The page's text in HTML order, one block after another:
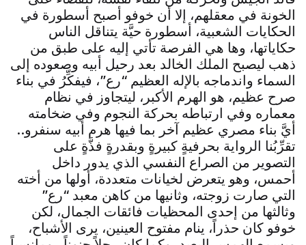
الخونة في معقلهم، إلا أن خوفو أصبح أسطورة في
الحكايات الشعبية، أسطورة حيَّة يتناقل الناس
حكاياتها، وها هي الفرصة تأتي إليه على طبق من
ذهب ليصبح الملك الخالد بعد رحيل أبيه وصعوده إلى
السماء واندماجه بالإله العظيم “رع”، فيفكِّرُ في بناء
صرح عظيم، هو الهرم الأكبر، ليتجاوز في نظام
معماره وفي ارتباطه بحركة النجوم وفي ضخامته
أيَّ بناء مصري عظيم آخر بما فيها هرم أبيه سنفرو..
تقرِّبُنا الرواية بحرفيةٍ كبيرةٍ وبقدرةٍ فذَّةٍ على
التصوير من الصراع النفسي الذي يدور داخل
أحمس، وهو يتعرض لخيانات متعددة، أولها من أخته
التي صارت زوجته، وثانيها من كاهن معبد “رع”
وثالثها من إحدى المحظيات فائقات الجمال، لكن
خوفو كان حذراً، ينام مفتوح العينين، يرى الأشباح،